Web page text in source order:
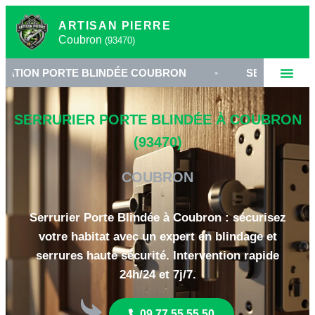
ARTISAN PIERRE
Coubron (93470)
BLINDÉE COUBRON • SERRURIER 93470
SERRURIER PORTE BLINDÉE À COUBRON
(93470)
COUBRON
Serrurier Porte Blindée à Coubron : sécurisez
votre habitat avec un expert en blindage et
serrures haute sécurité. Intervention rapide
24h/24 et 7j/7.